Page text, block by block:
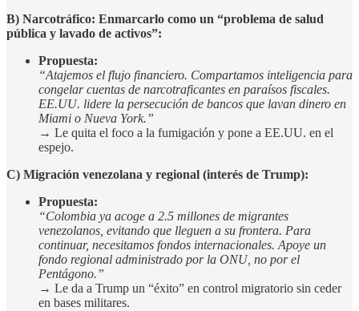
B) Narcotráfico: Enmarcarlo como un “problema de salud
pública y lavado de activos”:
Propuesta:
“Atajemos el flujo financiero. Compartamos inteligencia para
congelar cuentas de narcotraficantes en paraísos fiscales.
EE.UU. lidere la persecución de bancos que lavan dinero en
Miami o Nueva York.”
→ Le quita el foco a la fumigación y pone a EE.UU. en el
espejo.
C) Migración venezolana y regional (interés de Trump):
Propuesta:
“Colombia ya acoge a 2.5 millones de migrantes
venezolanos, evitando que lleguen a su frontera. Para
continuar, necesitamos fondos internacionales. Apoye un
fondo regional administrado por la ONU, no por el
Pentágono.”
→ Le da a Trump un “éxito” en control migratorio sin ceder
en bases militares.